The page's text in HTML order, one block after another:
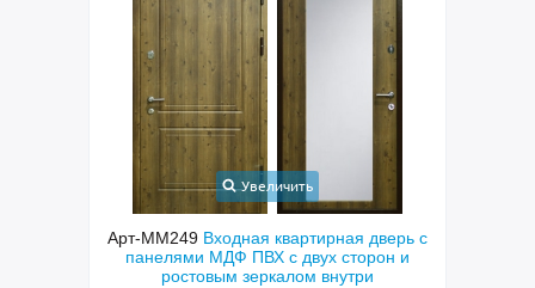
дверь с
двух сторон и
Увеличить
Арт-ММ265Полуторастворчатая входная
дверь с боковой вставкой, порошковым
синим покрытием, ручкой-скобой,